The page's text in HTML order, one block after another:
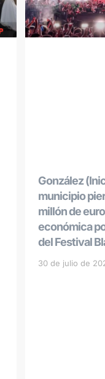
González
municipio
millón de
económica
del Festival
30 de julio de